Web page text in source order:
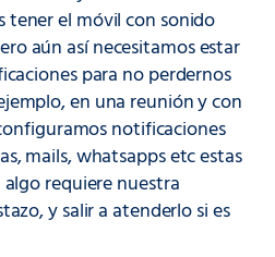
tener el móvil con sonido
aún así necesitamos estar
para no perdernos
en una reunión y con
notificaciones
mails, whatsapps etc estas
requiere nuestra
y salir a atenderlo si es